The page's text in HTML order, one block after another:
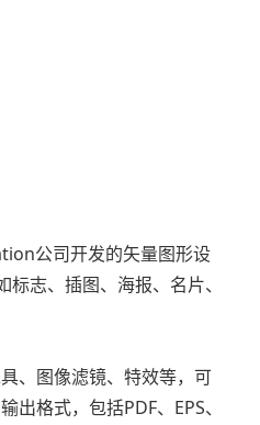
公司开发的矢量图形设
志、插图、海报、名片、
、图像滤镜、特效等，可
格式，包括PDF、EPS、